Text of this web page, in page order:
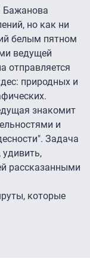
Бажанова
но как ни
белым пятном
ведущей
отправляется
природных и
знакомит
и
Задача
удивить,
рассказанными
которые